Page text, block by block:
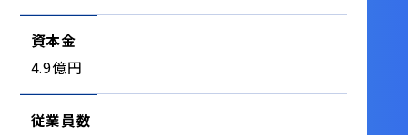
資本金
4.9億円
従業員数